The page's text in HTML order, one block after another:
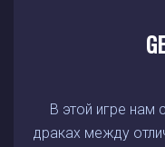
В этой игре нам
драках между